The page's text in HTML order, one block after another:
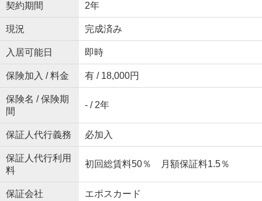
契約期間 2年
現況 完成済み
入居可能日 即時
保険加入 / 料金 有 / 18,000円
保険名 / 保険期
間
- / 2年
保証人代行義務 必加入
保証人代行利用
料
初回総賃料50％ 月額保証料1.5％
保証会社 エポスカード